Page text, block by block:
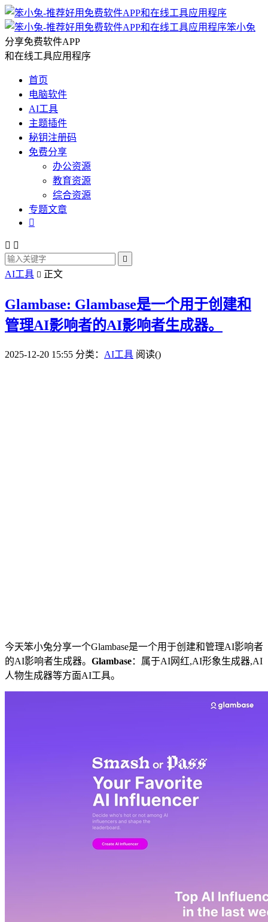
笨小兔
分享免费软件APP
和在线工具应用程序
首页
电脑软件
AI工具
主题插件
秘钥注册码
免费分享
办公资源
教育资源
综合资源
专题文章

 

AI工具  正文
Glambase: Glambase是一个用于创建和
管理AI影响者的AI影响者生成器。
2025-12-20 15:55 分类： AI工具 阅读()
今天笨小兔分享一个Glambase是一个用于创建和管理AI影响者
的AI影响者生成器。 Glambase：属于AI网红,AI形象生成器,AI
人物生成器等方面AI工具。